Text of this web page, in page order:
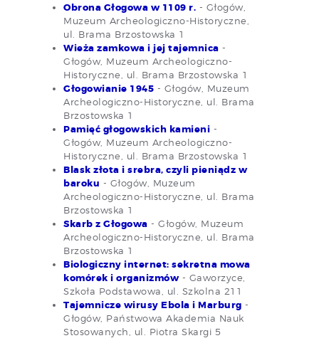
Obrona Głogowa w 1109 r. - Głogów,
Muzeum Archeologiczno-Historyczne,
ul. Brama Brzostowska 1
Wieża zamkowa i jej tajemnica -
Głogów, Muzeum Archeologiczno-
Historyczne, ul. Brama Brzostowska 1
Głogowianie 1945 - Głogów, Muzeum
Archeologiczno-Historyczne, ul. Brama
Brzostowska 1
Pamięć głogowskich kamieni -
Głogów, Muzeum Archeologiczno-
Historyczne, ul. Brama Brzostowska 1
Blask złota i srebra, czyli pieniądz w
baroku - Głogów, Muzeum
Archeologiczno-Historyczne, ul. Brama
Brzostowska 1
Skarb z Głogowa - Głogów, Muzeum
Archeologiczno-Historyczne, ul. Brama
Brzostowska 1
Biologiczny internet: sekretna mowa
komórek i organizmów- Gaworzyce,
Szkoła Podstawowa, ul. Szkolna 211
Tajemnicze wirusy Ebola i Marburg -
Głogów, Państwowa Akademia Nauk
Stosowanych, ul. Piotra Skargi 5